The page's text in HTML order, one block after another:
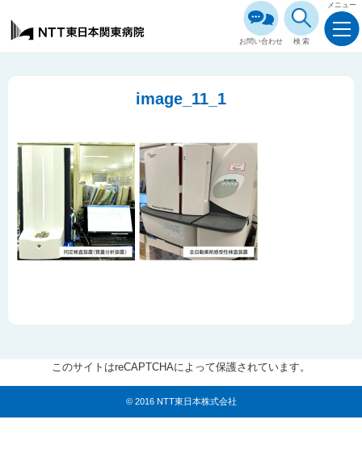
お問い合わせ 検索
メニュー
image_11_1
このサイトはreCAPTCHAによって保護されています。
© 2016 NTT東日本株式会社